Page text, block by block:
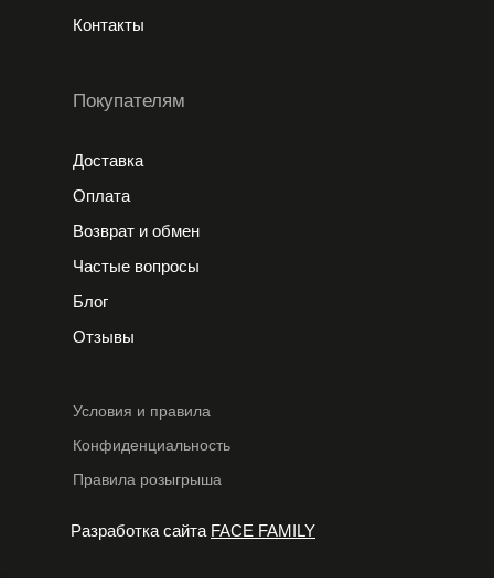
Покупателям
Условия и правила
Правила розыгрыша
Конфиденциальность
Доставка
Оплата
Возврат и обмен
Контакты
Частые вопросы
Блог
Отзывы
Разработка сайта FACE FAMILY